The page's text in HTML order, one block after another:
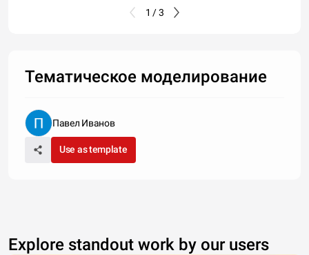
1 / 3
Тематическое моделирование
Павел Иванов
Use as template
Explore standout work by our users